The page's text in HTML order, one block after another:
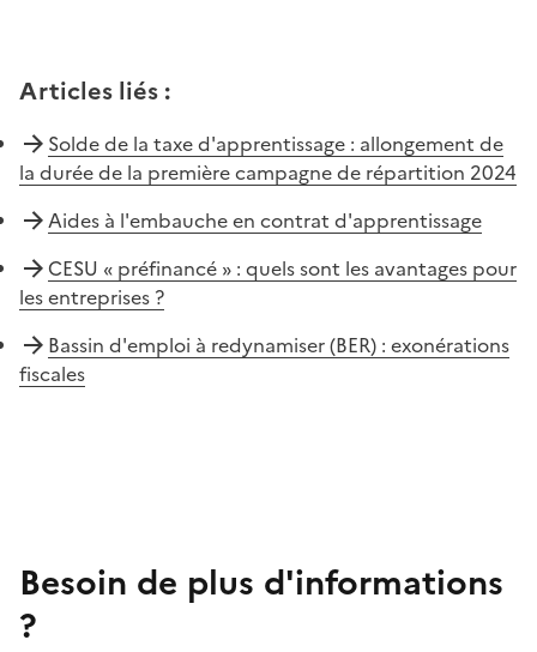
Articles liés :
Solde de la taxe d'apprentissage : allongement de
la durée de la première campagne de répartition 2024
Aides à l'embauche en contrat d'apprentissage
CESU « préfinancé » : quels sont les avantages pour
les entreprises ?
Bassin d'emploi à redynamiser (BER) : exonérations
fiscales
Besoin de plus d'informations
?